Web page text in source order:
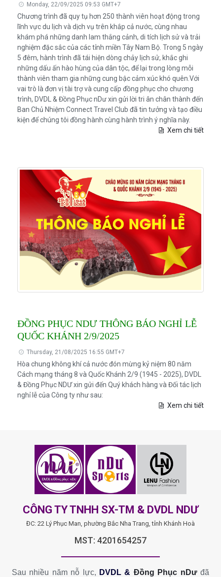
Monday, 22/09/2025 09:53 GMT+7
Chương trình đã quy tụ hơn 250 thành viên hoạt động trong
lĩnh vực du lịch và dịch vụ trên khắp cả nước, cùng nhau
khám phá những danh lam thắng cảnh, di tích lịch sử và trải
nghiệm đặc sắc của các tỉnh miền Tây Nam Bộ. Trong 5 ngày
5 đêm, hành trình đã tái hiện dòng chảy lịch sử, khắc ghi
những dấu ấn hào hùng của dân tộc, để lại trong lòng mỗi
thành viên tham gia những cung bậc cảm xúc khó quên.Với
vai trò là đơn vị tài trợ và cung cấp đồng phục cho chương
trình, DVDL & Đồng Phục nDư xin gửi lời tri ân chân thành đến
Ban Chủ Nhiệm Connect Travel Club đã tin tưởng và tạo điều
kiện để chúng tôi đồng hành cùng hành trình ý nghĩa này.
Xem chi tiết
ĐỒNG PHỤC NDƯ THÔNG BÁO NGHỈ LỄ
QUỐC KHÁNH 2/9/2025
Thursday, 21/08/2025 16:55 GMT+7
Hòa chung không khí cả nước đón mừng kỷ niệm 80 năm
Cách mạng tháng 8 và Quốc Khánh 2/9 (1945 - 2025), DVDL
& Đồng Phục NDƯ xin gửi đến Quý khách hàng và Đối tác lịch
nghỉ lễ của Công ty như sau:
Xem chi tiết
CÔNG TY TNHH SX-TM & DVDL NDƯ
ĐC: 22 Lý Phục Man, phường Bắc Nha Trang, tỉnh Khánh Hoà
MST: 4201654257
Sau nhiều năm nỗ lực, DVDL & Đồng Phục nDưđã